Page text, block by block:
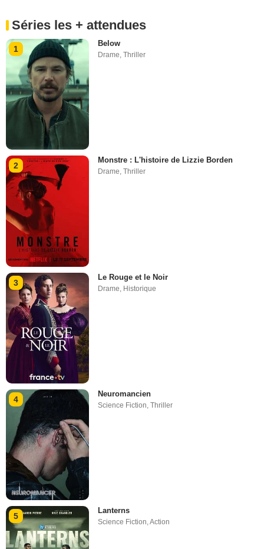
Séries les + attendues
1
Below
Drame,Thriller
2
Monstre : L'histoire de Lizzie Borden
Drame,Thriller
3
Le Rouge et le Noir
Drame Historique
4
Neuromancien
Science Fiction,Thriller
5
Lanterns
Science Fiction,Action